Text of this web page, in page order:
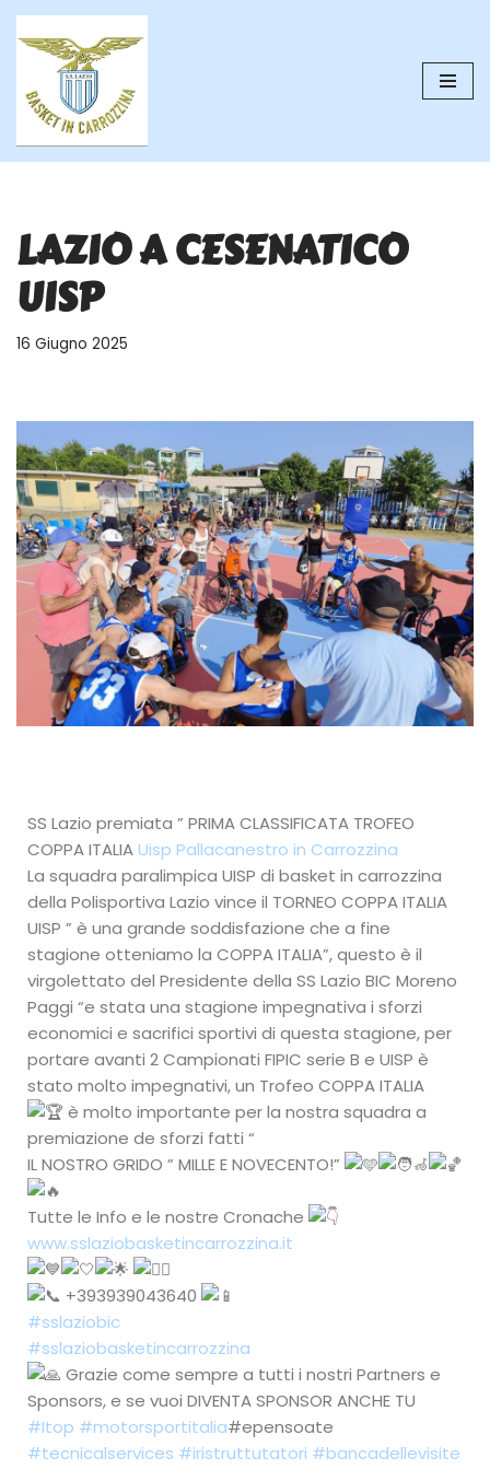
contenuto
LAZIO A CESENATICO
UISP
16 Giugno 2025
SS Lazio premiata ” PRIMA CLASSIFICATA TROFEO
COPPA ITALIAUisp Pallacanestro in Carrozzina
La squadra paralimpica UISP di basket in carrozzina
della Polisportiva Lazio vince il TORNEO COPPA ITALIA
UISP ” è una grande soddisfazione che a fine
stagione otteniamo la COPPA ITALIA”, questo è il
virgolettato del Presidente della SS Lazio BIC Moreno
Paggi “e stata una stagione impegnativa i sforzi
economici e sacrifici sportivi di questa stagione, per
portare avanti 2 Campionati FIPIC serie B e UISP è
stato molto impegnativi, un Trofeo COPPA ITALIA
è molto importante per la nostra squadra a
premiazione de sforzi fatti “
IL NOSTRO GRIDO ” MILLE E NOVECENTO!”
Tutte le Info e le nostre Cronache
www.sslaziobasketincarrozzina.it
+393939043640
#sslaziobic
#sslaziobasketincarrozzina
Grazie come sempre a tutti i nostri Partners e
Sponsors, e se vuoi DIVENTA SPONSOR ANCHE TU
#Itop #motorsportitalia#epensoate
#tecnicalservices #iristruttutatori #bancadellevisite